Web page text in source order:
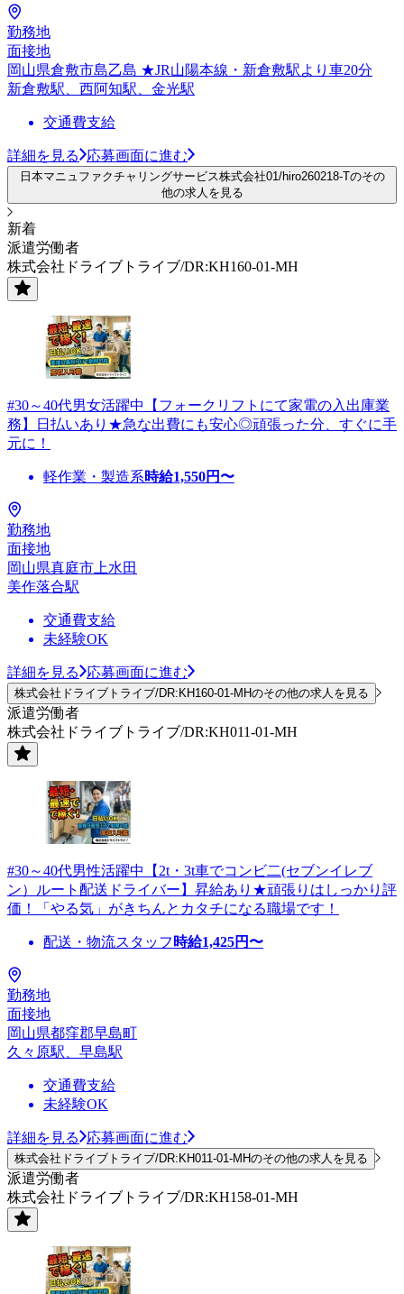
勤務地
面接地
岡山県倉敷市島乙島 ★JR山陽本線・新倉敷駅より車20分
新倉敷駅、西阿知駅、金光駅
交通費支給
詳細を見る 応募画面に進む
日本マニュファクチャリングサービス株式会社01/hiro260218-Tのその
他の求人を見る
新着
派遣労働者
株式会社ドライブトライブ/DR:KH160-01-MH
#30～40代男女活躍中【フォークリフトにて家電の入出庫業
務】日払いあり★急な出費にも安心◎頑張った分、すぐに手
元に！
軽作業・製造系時給1,550円〜
勤務地
面接地
岡山県真庭市上水田
美作落合駅
交通費支給
未経験OK
詳細を見る 応募画面に進む
株式会社ドライブトライブ/DR:KH160-01-MHのその他の求人を見る
派遣労働者
株式会社ドライブトライブ/DR:KH011-01-MH
#30～40代男性活躍中【2t・3t車でコンビ二(セブンイレブ
ン）ルート配送ドライバー】昇給あり★頑張りはしっかり評
価！「やる気」がきちんとカタチになる職場です！
配送・物流スタッフ 時給1,425円〜
勤務地
面接地
岡山県都窪郡早島町
久々原駅、早島駅
交通費支給
未経験OK
詳細を見る 応募画面に進む
株式会社ドライブトライブ/DR:KH011-01-MHのその他の求人を見る
派遣労働者
株式会社ドライブトライブ/DR:KH158-01-MH